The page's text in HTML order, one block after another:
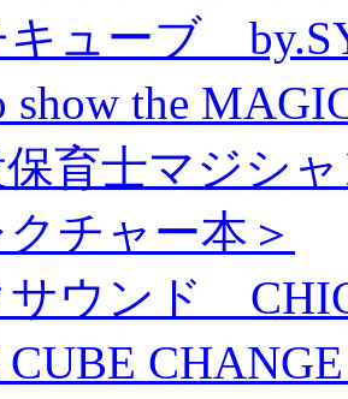
キューブ
show the
保育士マジシ
チャー本＞
サウンド
CUBE